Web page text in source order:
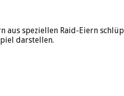
speziellen Raid-Eiern
darstellen.